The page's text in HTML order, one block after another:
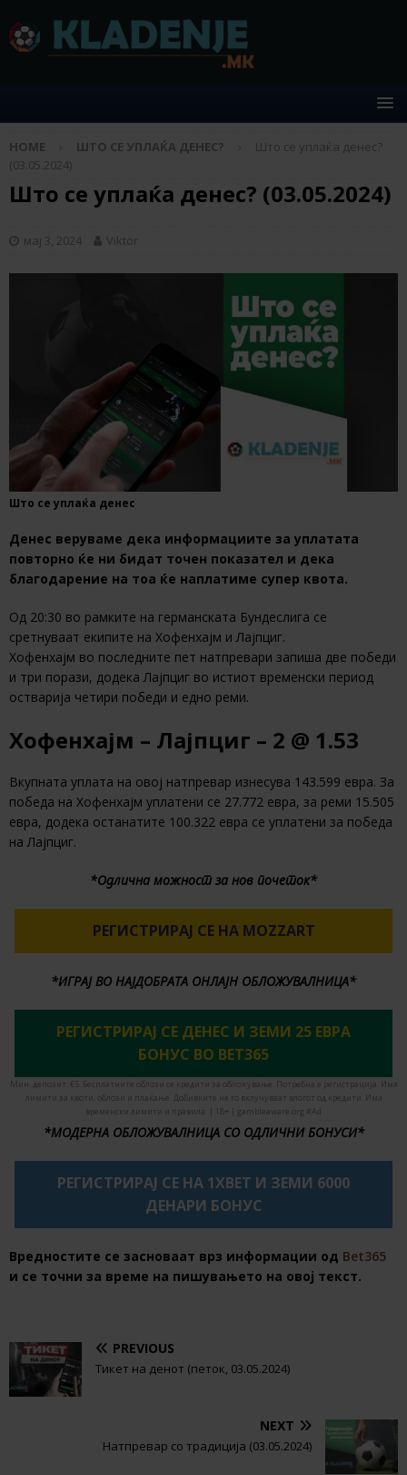
HOME ШТО СЕ УПЛАЌА ДЕНЕС?
Што се уплаќа денес?
(03.05.2024)
Што се уплаќа денес? (03.05.2024)
мај 3, 2024 Viktor
Што се уплаќа денес
Денес веруваме дека информациите за уплатата
повторно ќе ни бидат точен показател и дека
благодарение на тоа ќе наплатиме супер квота.
Од 20:30 во рамките на германската Бундеслига се
сретнуваат екипите на Хофенхајм и Лајпциг.
Хофенхајм во последните пет натпревари запиша две победи
и три порази, додека Лајпциг во истиот временски период
остварија четири победи и едно реми.
Хофенхајм – Лајпциг – 2 @ 1.53
Вкупната уплата на овој натпревар изнесува 143.599 евра. За
победа на Хофенхајм уплатени се 27.772 евра, за реми 15.505
евра, додека останатите 100.322 евра се уплатени за победа
на Лајпциг.
*Одлична можност за нов почеток*
РЕГИСТРИРАЈ СЕ НА MOZZART
*ИГРАЈ ВО НАЈДОБРАТА ОНЛАЈН ОБЛОЖУВАЛНИЦА*
РЕГИСТРИРАЈ СЕ ДЕНЕС И ЗЕМИ 25 ЕВРА
БОНУС ВО BET365
Мин. депозит: €5. Бесплатните облози се кредити за обложување. Потребна е регистрација. Има
лимити за квоти, облози и плаќање. Добивките не го вклучуваат влогот од кредити. Има
временски лимити и правила. | 18+ | gambleaware.org #Ad
*МОДЕРНА ОБЛОЖУВАЛНИЦА СО ОДЛИЧНИ БОНУСИ*
РЕГИСТРИРАЈ СЕ НА 1XBET И ЗЕМИ 6000
ДЕНАРИ БОНУС
Вредностите се засноваат врз информации од Bet365
и се точни за време на пишувањето на овој текст.
PREVIOUS
Тикет на денот (петок, 03.05.2024)
NEXT
Натпревар со традиција (03.05.2024)